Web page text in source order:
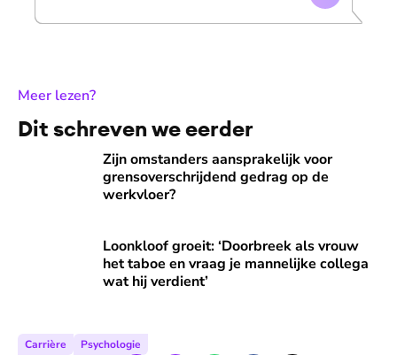
Meer lezen?:
Dit schreven we eerder
Zijn omstanders aansprakelijk voor
grensoverschrijdend gedrag op de
werkvloer?
Zijn omstanders aansprakelijk voor grensoverschrijdend
Loonkloof groeit: ‘Doorbreek als vrouw
het taboe en vraag je mannelijke collega
wat hij verdient’
Loonkloof groeit: ‘Doorbreek als vrouw het taboe en
Carrière Psychologie